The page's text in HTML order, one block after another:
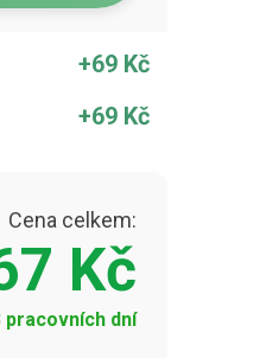
+69 Kč
+69 Kč
Cena celkem:
Kč
pracovních dní